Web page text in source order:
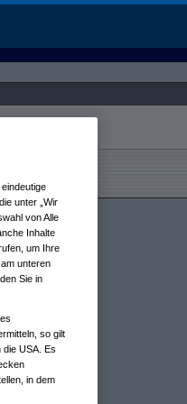
unter „Wir
von Alle
Inhalte
um Ihre
unteren
Sie in
so gilt
die USA. Es
in dem